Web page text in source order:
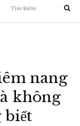
kiếm:
Tìm
nang
không
biết